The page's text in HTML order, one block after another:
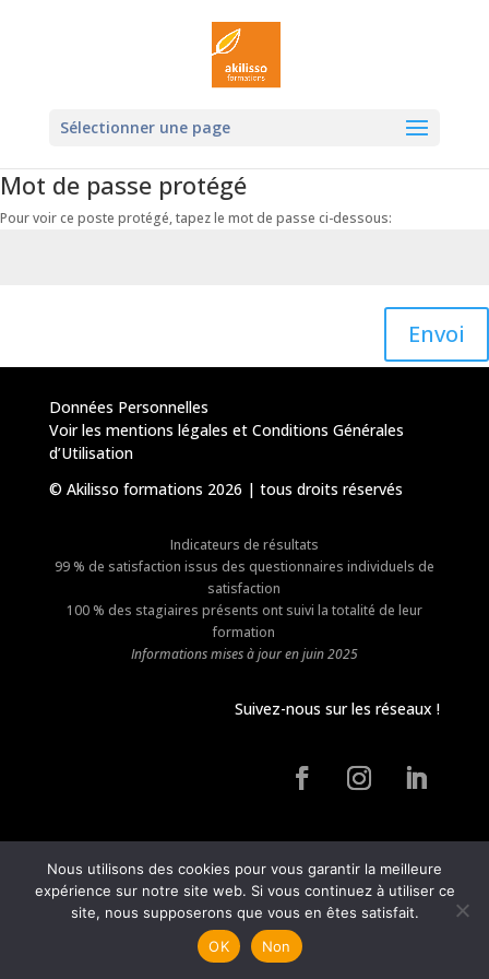
Sélectionner une page
Mot de passe protégé
Pour voir ce poste protégé, tapez le mot de passe ci-dessous:
Envoi
Données Personnelles
Voir les mentions légales et Conditions Générales
d’Utilisation
© Akilisso formations 2026 | tous droits réservés
Indicateurs de résultats
99 % de satisfaction issus des questionnaires individuels de
satisfaction
100 % des stagiaires présents ont suivi la totalité de leur
formation
Informations mises à jour en juin 2025
Suivez-nous sur les réseaux !
Nous utilisons des cookies pour vous garantir la meilleure
expérience sur notre site web. Si vous continuez à utiliser ce
site, nous supposerons que vous en êtes satisfait.
OK
Non